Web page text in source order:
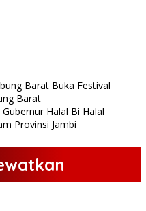
Barat Buka Festival
Barat
Halal Bi Halal
Provinsi Jambi